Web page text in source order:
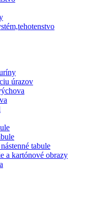
úrazov
tabule
a kartónové obrazy